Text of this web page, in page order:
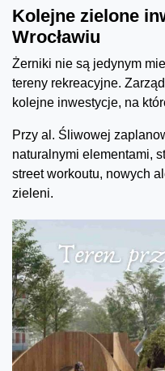
Kolejne zielone
Wrocławiu
Żerniki nie są jedynym
tereny rekreacyjne.
kolejne inwestycje, na
Przy al. Śliwowej
naturalnymi elementami,
street workoutu, nowych
zieleni.